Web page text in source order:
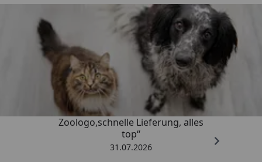
Trusted Shops
4,74/ 5
„Gute Erfahrung mit
Zoologo,schnelle Lieferung, alles
top“
31.07.2026